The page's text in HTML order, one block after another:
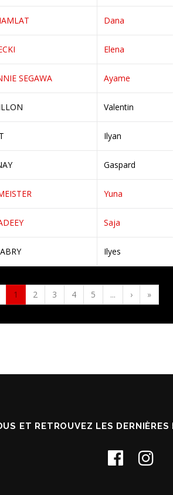
Dana
Elena
SEGAWA Ayame
Valentin
Ilyan
Gaspard
Yuna
Saja
Ilyes
1 2 3 4 5 ... › »
ET RETROUVEZ LES